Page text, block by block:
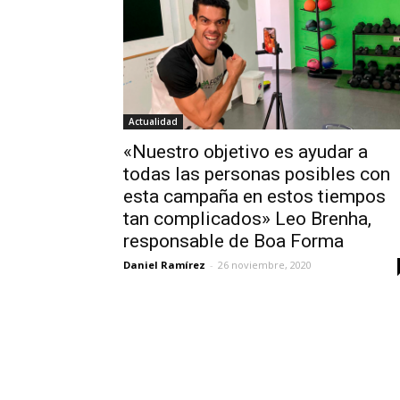
Actualidad
«Nuestro objetivo es ayudar a
todas las personas posibles con
esta campaña en estos tiempos
tan complicados» Leo Brenha,
responsable de Boa Forma
Daniel Ramírez - 26 noviembre, 2020